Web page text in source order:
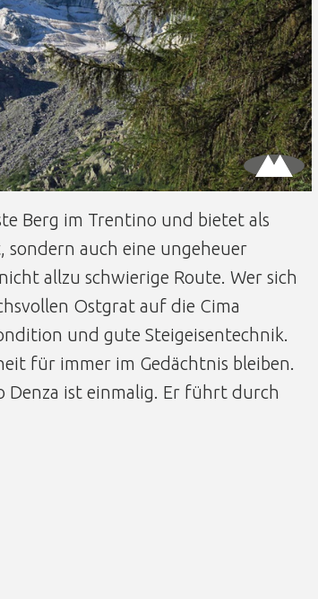
Berg im Trentino und bietet als
sondern auch eine ungeheuer
allzu schwierige Route. Wer sich
Ostgrat auf die Cima
und gute Steigeisentechnik.
für immer im Gedächtnis bleiben.
Denza ist einmalig. Er führt durch